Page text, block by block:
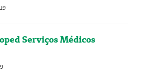
Serviços Médicos